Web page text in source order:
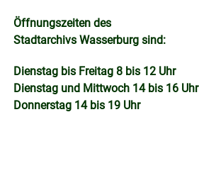
Öffnungszeiten des
Stadtarchivs Wasserburg sind:
Dienstag bis Freitag 8 bis 12 Uhr
Dienstag und Mittwoch 14 bis 16 Uhr
Donnerstag 14 bis 19 Uhr